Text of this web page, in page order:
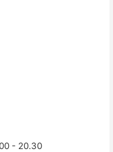
- 20.30